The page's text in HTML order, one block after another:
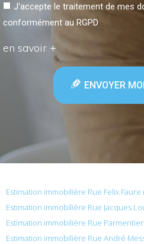
J'accepte le traitement de mes
conformément au RGPD
en savoir +
ENVOYER
Estimation immobilière Rue Felix
Estimation immobilière Rue Jacques
Estimation immobilière Rue
Estimation immobilière Rue André